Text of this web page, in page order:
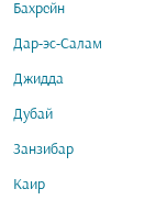
Бахрейн
Дар-эс-Салам
Джидда
Дубай
Занзибар
Каир